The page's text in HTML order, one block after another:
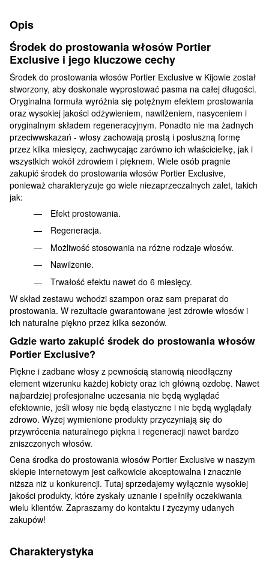
Opis
Środek do prostowania włosów Portier
Exclusive i jego kluczowe cechy
Środek do prostowania włosów Portier Exclusive w Kijowie został
stworzony, aby doskonale wyprostować pasma na całej długości.
Oryginalna formuła wyróżnia się potężnym efektem prostowania
oraz wysokiej jakości odżywieniem, nawilżeniem, nasyceniem i
oryginalnym składem regeneracyjnym. Ponadto nie ma żadnych
przeciwwskazań - włosy zachowają prostą i posłuszną formę
przez kilka miesięcy, zachwycając zarówno ich właścicielkę, jak i
wszystkich wokół zdrowiem i pięknem. Wiele osób pragnie
zakupić środek do prostowania włosów Portier Exclusive,
ponieważ charakteryzuje go wiele niezaprzeczalnych zalet, takich
jak:
Efekt prostowania.
Regeneracja.
Możliwość stosowania na różne rodzaje włosów.
Nawilżenie.
Trwałość efektu nawet do 6 miesięcy.
W skład zestawu wchodzi szampon oraz sam preparat do
prostowania. W rezultacie gwarantowane jest zdrowie włosów i
ich naturalne piękno przez kilka sezonów.
Gdzie warto zakupić środek do prostowania włosów
Portier Exclusive?
Piękne i zadbane włosy z pewnością stanowią nieodłączny
element wizerunku każdej kobiety oraz ich główną ozdobę. Nawet
najbardziej profesjonalne uczesania nie będą wyglądać
efektownie, jeśli włosy nie będą elastyczne i nie będą wyglądały
zdrowo. Wyżej wymienione produkty przyczyniają się do
przywrócenia naturalnego piękna i regeneracji nawet bardzo
zniszczonych włosów.
Cena środka do prostowania włosów Portier Exclusive w naszym
sklepie internetowym jest całkowicie akceptowalna i znacznie
niższa niż u konkurencji. Tutaj sprzedajemy wyłącznie wysokiej
jakości produkty, które zyskały uznanie i spełniły oczekiwania
wielu klientów. Zapraszamy do kontaktu i życzymy udanych
zakupów!
Charakterystyka